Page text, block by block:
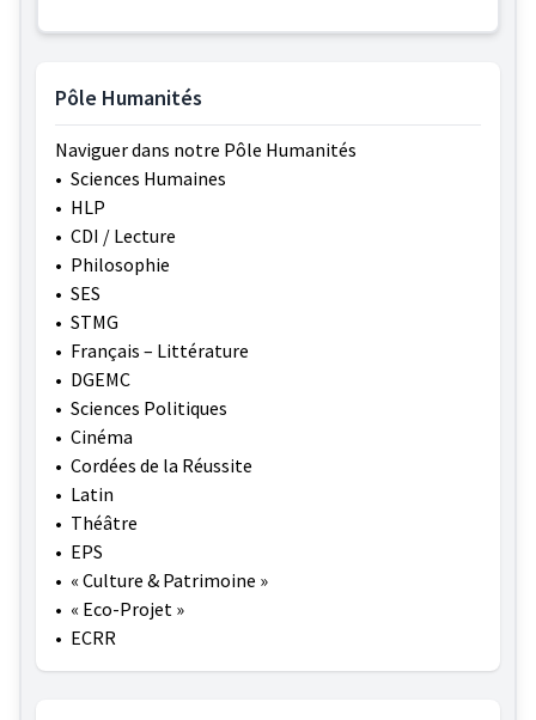
Pôle Humanités
Naviguer dans notre Pôle Humanités
• Sciences Humaines
• HLP
• CDI / Lecture
• Philosophie
• SES
• STMG
• Français – Littérature
• DGEMC
• Sciences Politiques
• Cinéma
• Cordées de la Réussite
• Latin
• Théâtre
• EPS
• « Culture & Patrimoine »
• « Eco-Projet »
• ECRR